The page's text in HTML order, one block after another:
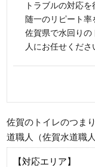
トラブルの対応
随一のリピート率
佐賀県で水回りの
人にお任せくださ
佐賀のトイレのつま
道職人（佐賀水道職人
【対応エリア】